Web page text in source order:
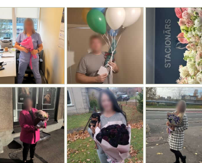
RAFFAELLO SIRDS KASTE 900GR
65.00€